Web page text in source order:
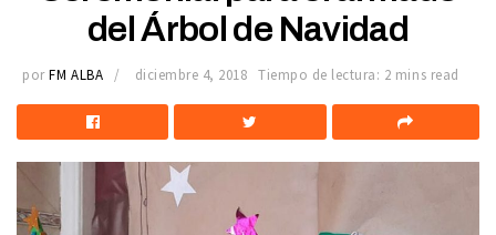
del Árbol de Navidad
por FM ALBA diciembre 4, 2018 Tiempo de lectura: 2 mins read